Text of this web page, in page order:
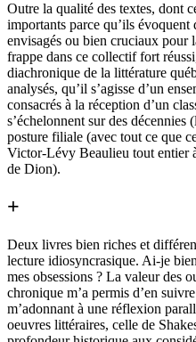
Outre la qualité des textes, dont
importants parce qu’ils évoquent
envisagés ou bien cruciaux pour
frappe dans ce collectif fort
diachronique de la littérature
analysés, qu’il s’agisse d’un
consacrés à la réception d’un
s’échelonnent sur des
posture filiale (avec tout ce que
Victor-Lévy Beaulieu tout entier
de Dion).
+
Deux livres bien riches et
lecture idiosyncrasique. Ai-je
mes obsessions ? La valeur des
chronique m’a permis d’en
m’adonnant à une réflexion
oeuvres littéraires, celle de